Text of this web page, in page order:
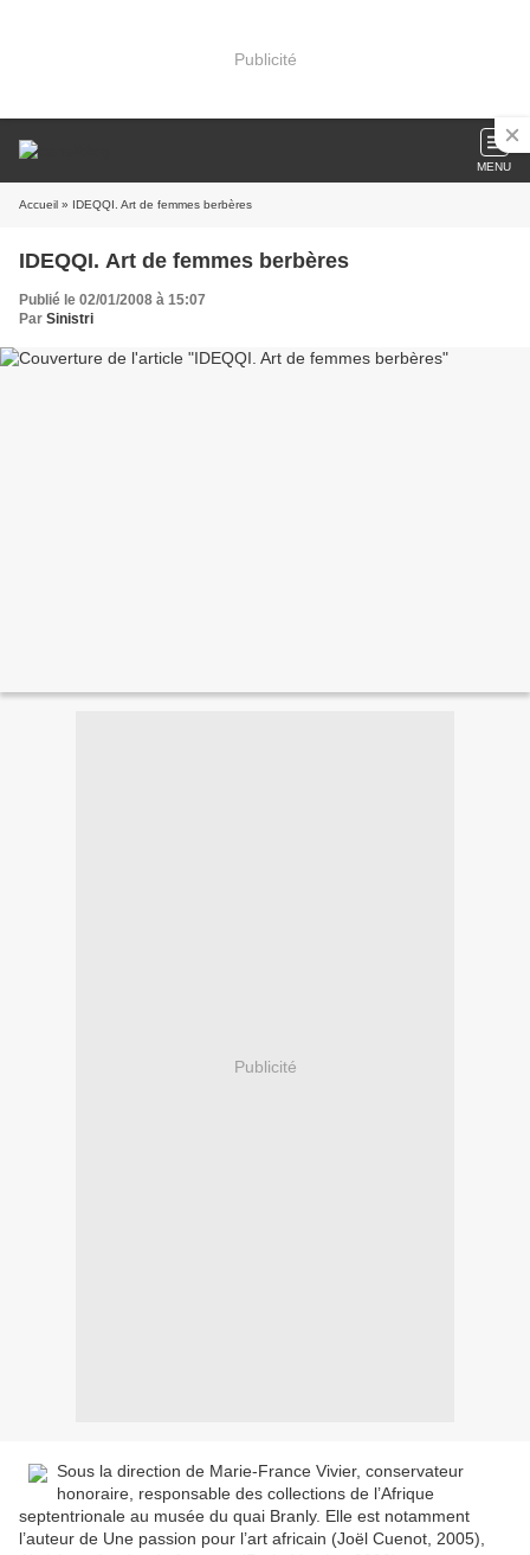
Publicité
MENU
Accueil » IDEQQI. Art de femmes berbères
IDEQQI. Art de femmes berbères
Publié le 02/01/2008 à 15:07
Par Sinistri
Publicité
Sous la direction de Marie-France Vivier, conservateur
honoraire, responsable des collections de l’Afrique
septentrionale au musée du quai Branly. Elle est notamment
l’auteur de Une passion pour l’art africain (Joël Cuenot, 2005),